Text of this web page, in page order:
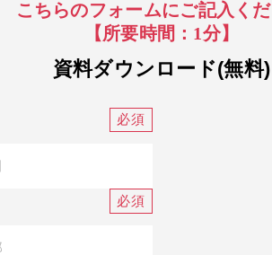
こちらのフォームにご記入く
【所要時間：1分】
資料ダウンロード(無料)